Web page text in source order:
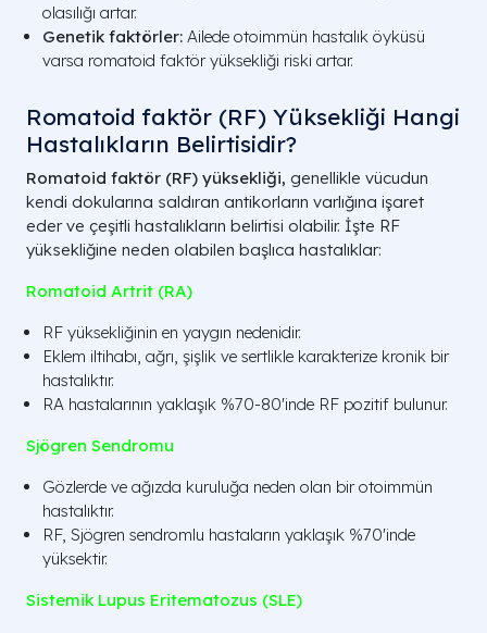
olasılığı artar.
Genetik faktörler: Ailede otoimmün hastalık öyküsü
varsa romatoid faktör yüksekliği riski artar.
Romatoid faktör (RF) Yüksekliği Hangi
Hastalıkların Belirtisidir?
Romatoid faktör (RF) yüksekliği, genellikle vücudun
kendi dokularına saldıran antikorların varlığına işaret
eder ve çeşitli hastalıkların belirtisi olabilir. İşte RF
yüksekliğine neden olabilen başlıca hastalıklar:
Romatoid Artrit (RA)
RF yüksekliğinin en yaygın nedenidir.
Eklem iltihabı, ağrı, şişlik ve sertlikle karakterize kronik bir
hastalıktır.
RA hastalarının yaklaşık %70-80'inde RF pozitif bulunur.
Sjögren Sendromu
Gözlerde ve ağızda kuruluğa neden olan bir otoimmün
hastalıktır.
RF, Sjögren sendromlu hastaların yaklaşık %70'inde
yüksektir.
Sistemik Lupus Eritematozus (SLE)